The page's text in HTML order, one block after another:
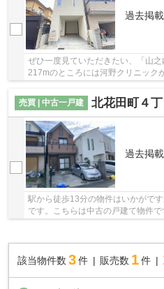
過去掲
ぜひ一度見ていただきたい、「山
217mのところには河野クリニック
売買 | 中古一戸建
北花田町４
過去掲
駅から徒歩13分の物件はいかがで
です。こちらは中古の戸建て物件
にお任せください。堺市北区の物件
該当物件数 3件 販売数 1 件